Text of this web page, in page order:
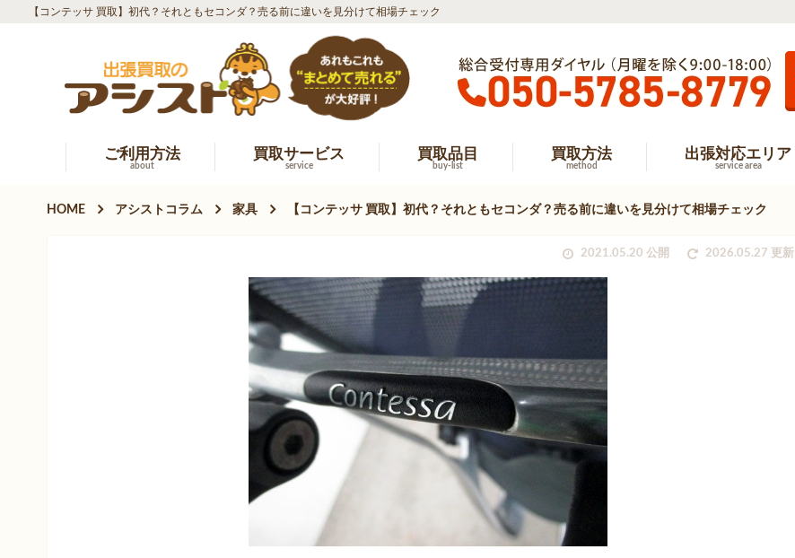
【コンテッサ 買取】初代？それともセコンダ？売る前に違いを見分けて相場チェック
ご利用方法
about
買取サービス
service
買取品目
buy-list
買取方法
method
出張対応エリア
service area
HOME アシストコラム 家具 【コンテッサ 買取】初代？それともセコンダ？売る前に違いを見分けて相場チェック
2021.05.20 公開 2026.05.27 更新